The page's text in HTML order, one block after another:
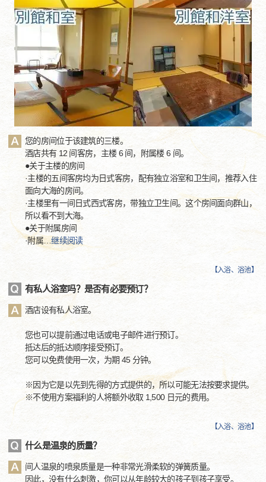
您的房间位于该建筑的三楼。
酒店共有 12 间客房，主楼 6 间，附属楼 6 间。
●关于主楼的房间
·主楼的五间客房均为日式客房，配有独立浴室和卫生间，推荐入住
面向大海的房间。
·主楼里有一间日式西式客房，带独立卫生间。这个房间面向群山，
所以看不到大海。
●关于附属房间
·附属…继续阅读
【入浴、浴池】
有私人浴室吗？是否有必要预订？
酒店设有私人浴室。
您也可以提前通过电话或电子邮件进行预订。
抵达后的抵达顺序接受预订。
您可以免费使用一次，为期 45 分钟。
※因为它是以先到先得的方式提供的，所以可能无法按要求提供。
※不使用方案福利的人将额外收取 1,500 日元的费用。
【入浴、浴池】
什么是温泉的质量？
间人温泉的喷泉质量是一种非常光滑柔软的弹簧质量。
因此，没有什么刺激，你可以从年龄较大的孩子到孩子享受。